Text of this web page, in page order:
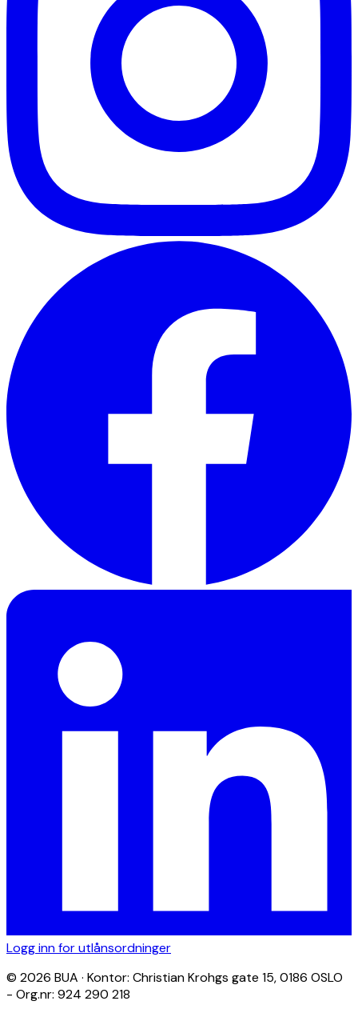
Logg inn for utlånsordninger
© 2026 BUA · Kontor: Christian Krohgs gate 15, 0186 OSLO
- Org.nr: 924 290 218